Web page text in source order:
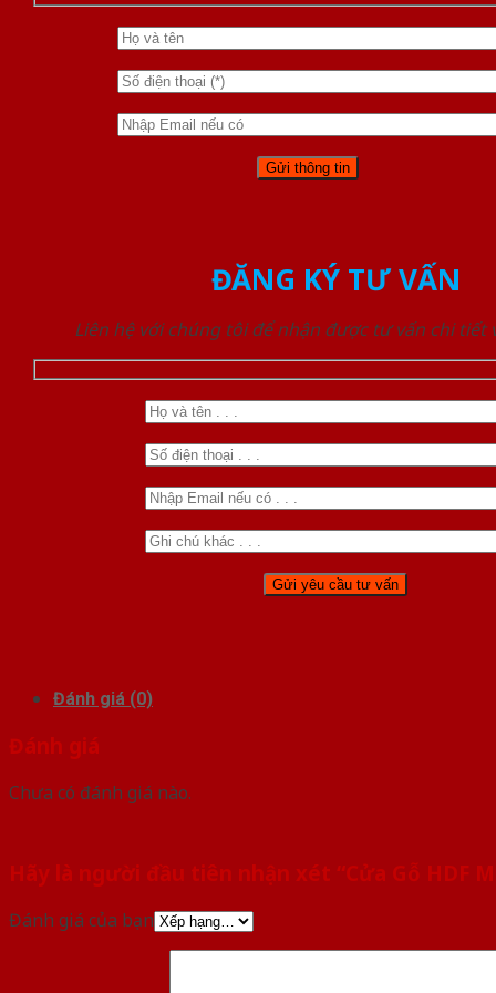
ĐĂNG KÝ TƯ VẤN
Liên hệ với chúng tôi để nhận được tư vấn chi tiết
Đánh giá (0)
Đánh giá
Chưa có đánh giá nào.
Hãy là người đầu tiên nhận xét “Cửa Gỗ HDF
Đánh giá của bạn